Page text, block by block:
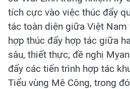
tích cực vào việc thúc đẩy
tác toàn diện giữa Việt Nam
hợp thúc đẩy hợp tác giữa
sâu, thiết thực; đề nghị
đẩy các tiến trình hợp tác
Tiểu vùng Mê Công, trong